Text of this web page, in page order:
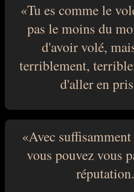
Tu es comme le
pas le moins du
d'avoir volé,
terriblement,
d'aller en
Avec suffisamment
vous pouvez vous
réputation.